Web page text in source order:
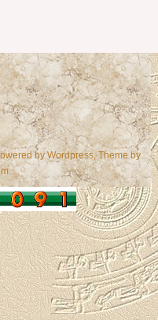
byWordpress, Theme by
.